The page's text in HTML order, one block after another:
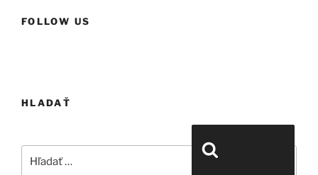
FOLLOW US
HLADAŤ